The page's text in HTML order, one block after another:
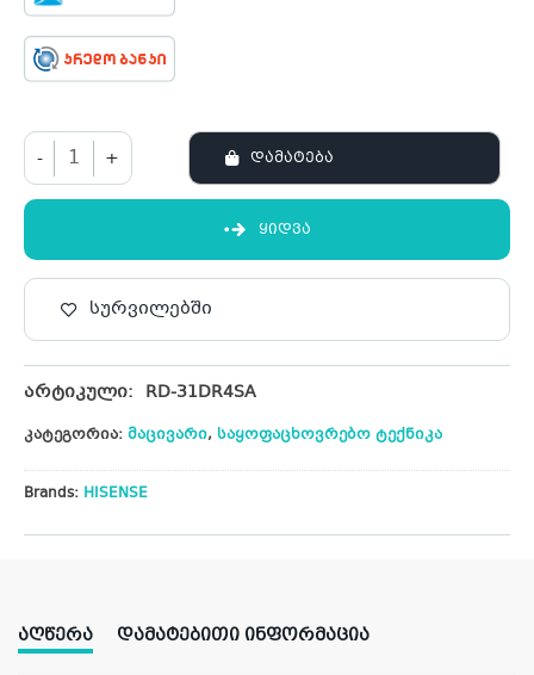
- + ᲓᲐᲛᲐᲢᲔᲑᲐ
ᲧᲘᲓᲕᲐ
სურვილებში
არტიკული: RD-31DR4SA
კატეგორია: მაცივარი, საყოფაცხოვრებო ტექნიკა
Brands: HISENSE
ᲐᲦᲬᲔᲠᲐ ᲓᲐᲛᲐᲢᲔᲑᲘᲗᲘ ᲘᲜᲤᲝᲠᲛᲐᲪᲘᲐ